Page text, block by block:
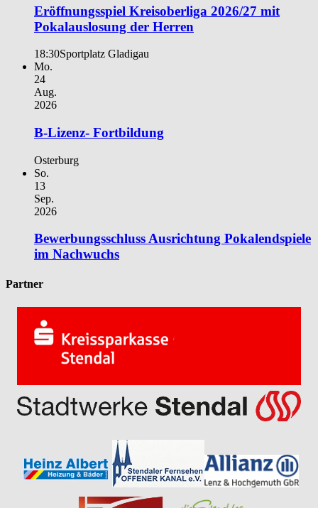
Eröffnungsspiel Kreisoberliga 2026/27 mit
Pokalauslosung der Herren
18:30Sportplatz Gladigau
Mo.
24
Aug.
2026
B-Lizenz- Fortbildung
Osterburg
So.
13
Sep.
2026
Bewerbungsschluss Ausrichtung Pokalendspiele
im Nachwuchs
Partner